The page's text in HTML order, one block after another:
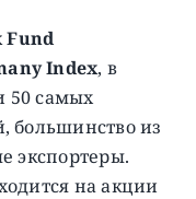
Fund
Index, в
50 самых
большинство из
экспортеры.
на акции